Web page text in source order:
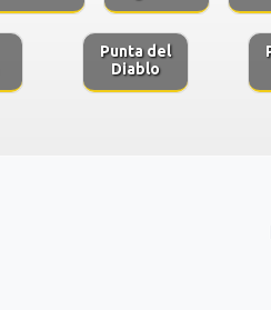
Punta del
Diablo